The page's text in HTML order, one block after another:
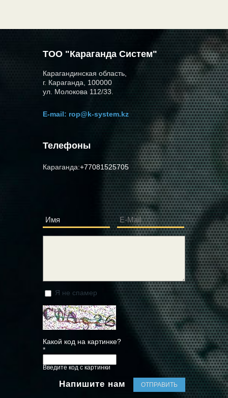
ТОО "Караганда Систем"
Карагандинская область,
г. Караганда, 100000
ул. Молокова 112/33.
E-mail: rop@k-system.kz
Имя
E-Mail
*
Я не спамер
Я спамер
Какой код на картинке?
*
Введите код с картинки
Напишите нам
Телефоны
Караганда:+77081525705